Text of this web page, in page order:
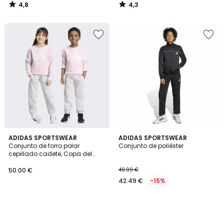
4,8
/
4,3
/
ADIDAS SPORTSWEAR
Conjunto de forro polar
cepillado cadete, Copa del
50.00 €
4,9
/ 5
ADIDAS SPORTSWEAR
Conjunto de poliéster
49.99 €
42.49 € -15%
4,7
/ 5